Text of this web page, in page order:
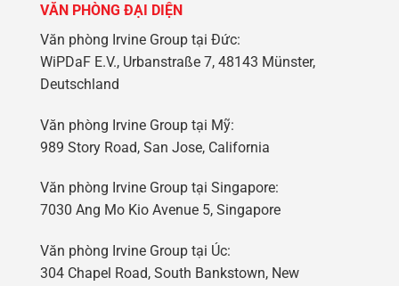
VĂN PHÒNG ĐẠI DIỆN
Văn phòng Irvine Group tại Đức:
WiPDaF E.V., Urbanstraße 7, 48143 Münster,
Deutschland
Văn phòng Irvine Group tại Mỹ:
989 Story Road, San Jose, California
Văn phòng Irvine Group tại Singapore:
7030 Ang Mo Kio Avenue 5, Singapore
Văn phòng Irvine Group tại Úc:
304 Chapel Road, South Bankstown, New